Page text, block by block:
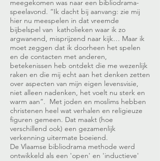
meegekomen was naar een bibliodrama-
speelavond. “Ik dacht bij aanvang: zie mij
hier nu meespelen in dat vreemde
bijbelspel van katholieken waar ik zo
argwanend, misprijzend naar kijk… Maar ik
moet zeggen dat ik doorheen het spelen
en de contacten met anderen,
betekenissen heb ontdekt die me wezenlijk
raken en die mij echt aan het denken zetten
over aspecten van mijn eigen levensvisie,
niet alleen nadenken, het voelt nu sterk en
warm aan”. Met joden en moslims hebben
christenen heel wat verhalen en religieuze
figuren gemeen. Dat maakt (hoe
verschillend ook) een gezamenlijk
verkenning uitermate boeiend.
De Vlaamse bibliodrama methode werd
ontwikkeld als een 'open' en 'inductieve'